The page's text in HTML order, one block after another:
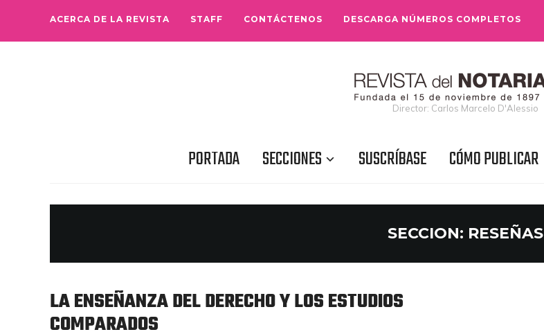
ACERCA DE LA REVISTA STAFF CONTÁCTENOS DESCARGA NÚMEROS COMPLETOS
Director: Carlos Marcelo D'Alessio
PORTADA SECCIONES SUSCRÍBASE CÓMO PUBLICAR
SECCION: RESEÑAS
LA ENSEÑANZA DEL DERECHO Y LOS ESTUDIOS
COMPARADOS